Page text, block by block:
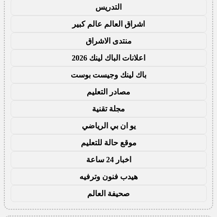
التدريس
اشراق العالم عالم كبير
منتدى الاشراق
اعلانات الباك لينك 2026
باك لينك وجيست بوست
مصادر التعليم
مجلة تقنية
يو ان بي الرياضي
موقع حالة للتعليم
اخبار 24 ساعة
هيدب فنون وترفيه
صحيفة العالم